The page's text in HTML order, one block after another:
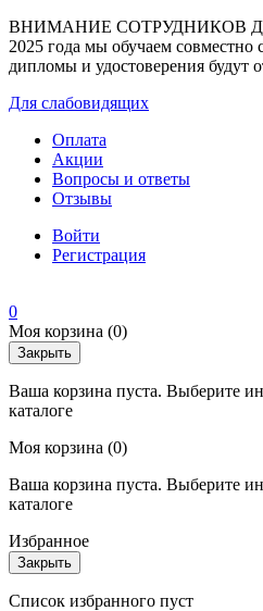
ВНИМАНИЕ СОТРУДНИКОВ
2025 года мы обучаем совместно
дипломы и удостоверения будут
Для слабовидящих
Оплата
Акции
Вопросы и ответы
Отзывы
Войти
Регистрация
0
Моя корзина (0)
Закрыть
Ваша корзина пуста. Выберите
каталоге
Моя корзина (0)
Ваша корзина пуста. Выберите
каталоге
Избранное
Закрыть
Список избранного пуст